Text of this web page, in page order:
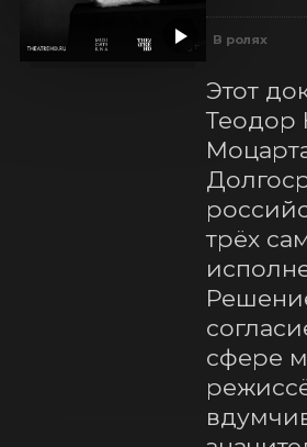
В ролях
Этот
Теодор
трёх
сфере